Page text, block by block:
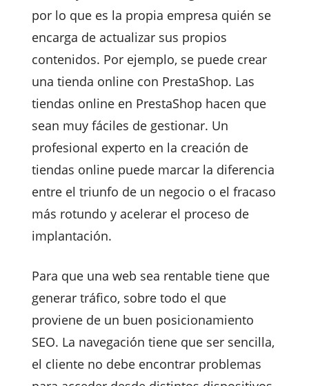
por lo que es la propia empresa quién se
encarga de actualizar sus propios
contenidos. Por ejemplo, se puede crear
una tienda online con PrestaShop. Las
tiendas online en PrestaShop hacen que
sean muy fáciles de gestionar. Un
profesional experto en la creación de
tiendas online puede marcar la diferencia
entre el triunfo de un negocio o el fracaso
más rotundo y acelerar el proceso de
implantación.
Para que una web sea rentable tiene que
generar tráfico, sobre todo el que
proviene de un buen posicionamiento
SEO. La navegación tiene que ser sencilla,
el cliente no debe encontrar problemas